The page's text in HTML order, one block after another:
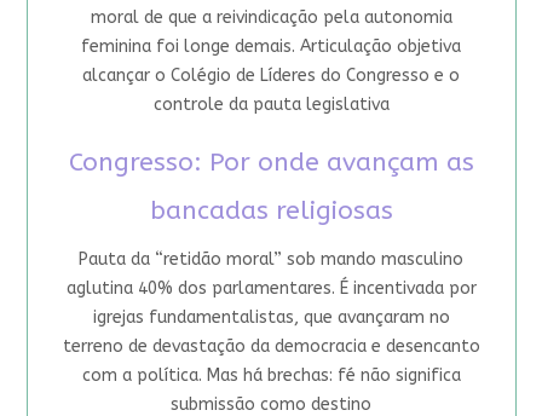
moral de que a reivindicação pela autonomia
feminina foi longe demais. Articulação objetiva
alcançar o Colégio de Líderes do Congresso e o
controle da pauta legislativa
Congresso: Por onde avançam as
bancadas religiosas
Pauta da “retidão moral” sob mando masculino
aglutina 40% dos parlamentares. É incentivada por
igrejas fundamentalistas, que avançaram no
terreno de devastação da democracia e desencanto
com a política. Mas há brechas: fé não significa
submissão como destino